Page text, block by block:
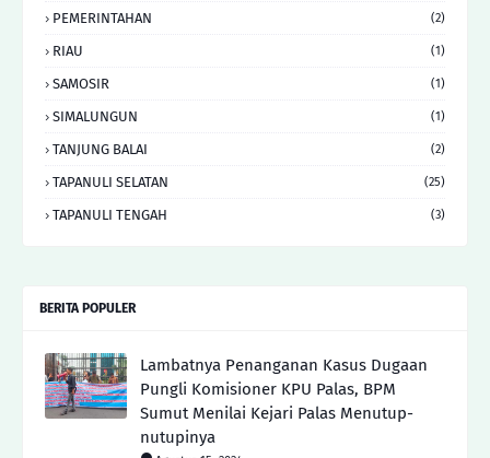
PEMERINTAHAN (2)
RIAU (1)
SAMOSIR (1)
SIMALUNGUN (1)
TANJUNG BALAI (2)
TAPANULI SELATAN (25)
TAPANULI TENGAH (3)
BERITA POPULER
Lambatnya Penanganan Kasus Dugaan
Pungli Komisioner KPU Palas, BPM
Sumut Menilai Kejari Palas Menutup-
nutupinya